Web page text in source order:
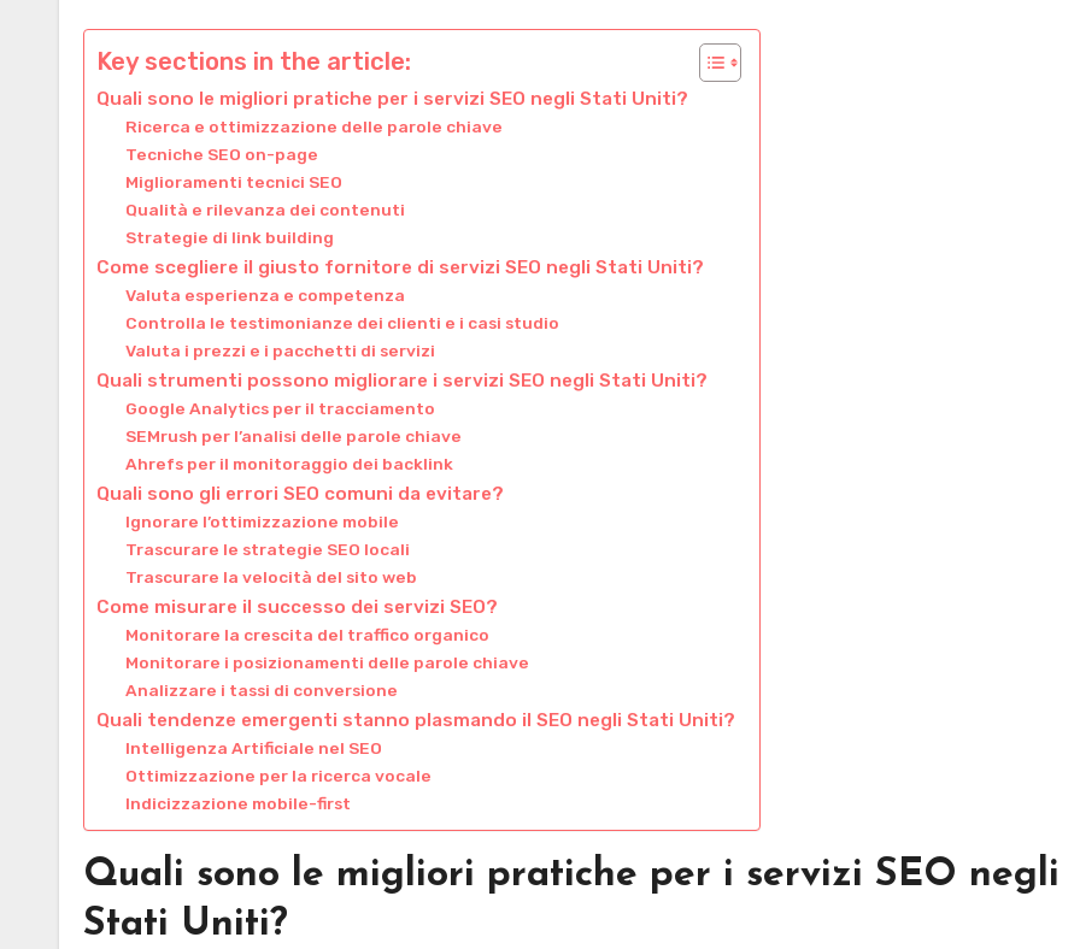
Key sections in the article:
Quali sono le migliori pratiche per i servizi SEO negli Stati Uniti?
Ricerca e ottimizzazione delle parole chiave
Tecniche SEO on-page
Miglioramenti tecnici SEO
Qualità e rilevanza dei contenuti
Strategie di link building
Come scegliere il giusto fornitore di servizi SEO negli Stati Uniti?
Valuta esperienza e competenza
Controlla le testimonianze dei clienti e i casi studio
Valuta i prezzi e i pacchetti di servizi
Quali strumenti possono migliorare i servizi SEO negli Stati Uniti?
Google Analytics per il tracciamento
SEMrush per l’analisi delle parole chiave
Ahrefs per il monitoraggio dei backlink
Quali sono gli errori SEO comuni da evitare?
Ignorare l’ottimizzazione mobile
Trascurare le strategie SEO locali
Trascurare la velocità del sito web
Come misurare il successo dei servizi SEO?
Monitorare la crescita del traffico organico
Monitorare i posizionamenti delle parole chiave
Analizzare i tassi di conversione
Quali tendenze emergenti stanno plasmando il SEO negli Stati Uniti?
Intelligenza Artificiale nel SEO
Ottimizzazione per la ricerca vocale
Indicizzazione mobile-first
Quali sono le migliori pratiche per i servizi SEO negli
Stati Uniti?